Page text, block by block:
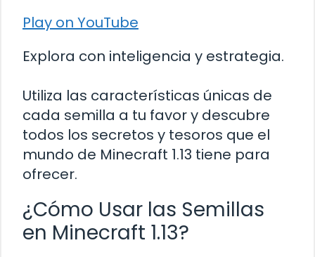
Play on YouTube
Explora con inteligencia y estrategia.
Utiliza las características únicas de
cada semilla a tu favor y descubre
todos los secretos y tesoros que el
mundo de Minecraft 1.13 tiene para
ofrecer.
¿Cómo Usar las Semillas
en Minecraft 1.13?